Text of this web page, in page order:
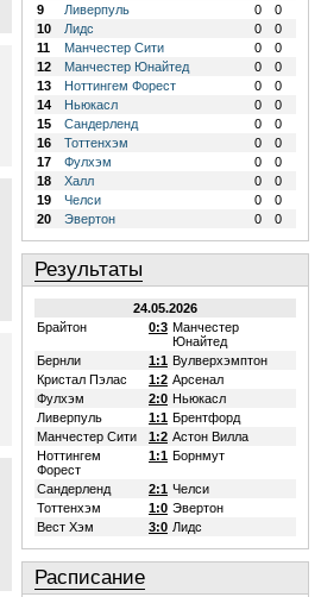
9
Ливерпуль 0
0
10
Лидс 0
0
11
Манчестер Сити 0
0
12
Манчестер Юнайтед 0
0
13
Ноттингем Форест 0
0
14
Ньюкасл 0
0
15
Сандерленд 0
0
16
Тоттенхэм 0
0
17
Фулхэм 0
0
18
Халл 0
0
19
Челси 0
0
20
Эвертон 0 0
Результаты
24.05.2026
Брайтон
0:3 Манчестер
Юнайтед
Бернли
1:1 Вулверхэмптон
Кристал Пэлас
1:2 Арсенал
Фулхэм
2:0 Ньюкасл
Ливерпуль
1:1 Брентфорд
Манчестер Сити
1:2 Астон Вилла
Ноттингем
Форест
1:1 Борнмут
Сандерленд 2:1 Челси
Тоттенхэм
1:0 Эвертон
Вест Хэм
3:0 Лидс
Расписание